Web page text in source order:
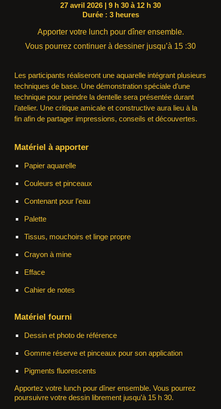
27 avril 2026 | 9 h 30 à 12 h 30
Durée : 3 heures
Apporter votre lunch pour dîner ensemble.
Vous pourrez continuer à dessiner jusqu’à 15 :30
Les participants réaliseront une aquarelle intégrant plusieurs
techniques de base. Une démonstration spéciale d’une
technique pour peindre la dentelle sera présentée durant
l’atelier. Une critique amicale et constructive aura lieu à la
fin afin de partager impressions, conseils et découvertes.
Matériel à apporter
Papier aquarelle
Couleurs et pinceaux
Contenant pour l’eau
Palette
Tissus, mouchoirs et linge propre
Crayon à mine
Efface
Cahier de notes
Matériel fourni
Dessin et photo de référence
Gomme réserve et pinceaux pour son application
Pigments fluorescents
Apportez votre lunch pour dîner ensemble. Vous pourrez
poursuivre votre dessin librement jusqu’à 15 h 30.